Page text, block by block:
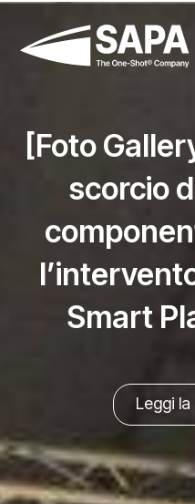
contenuto
[Foto
scorcio
Smart
Leggi